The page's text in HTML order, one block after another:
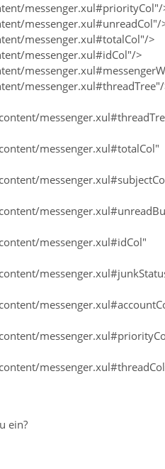
messenger.xul#priorityCol"/
messenger.xul#unreadCol"/
messenger.xul#totalCol"/>
messenger.xul#idCol"/>
messenger.xul#totalCol"
messenger.xul#idCol"
ein?